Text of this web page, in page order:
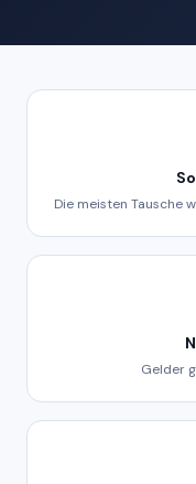
Die meisten Tausche
Gelder